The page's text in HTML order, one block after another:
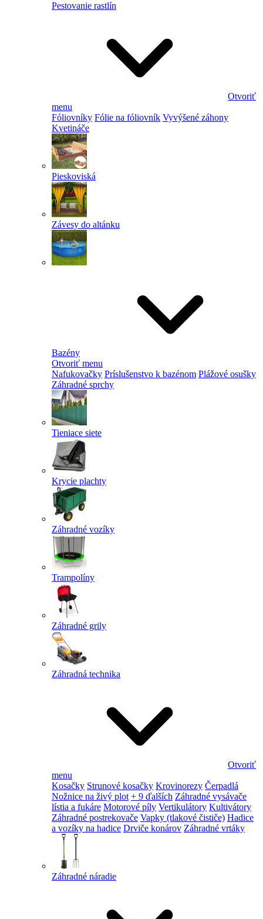
Pestovanie rastlín
Otvoriť
menu
Fóliovníky Fólie na fóliovník Vyvýšené záhony
Kvetináče
Pieskoviská
Závesy do altánku
Bazény
Otvoriť menu
Nafukovačky Príslušenstvo k bazénom Plážové osušky
Záhradné sprchy
Tieniace siete
Krycie plachty
Záhradné vozíky
Trampolíny
Záhradné grily
Záhradná technika
Otvoriť
menu
Kosačky Strunové kosačky Krovinorezy Čerpadlá
Nožnice na živý plot + 9 ďalších Záhradné vysávače
lístia a fukáre Motorové píly Vertikulátory Kultivátory
Záhradné postrekovače Vapky (tlakové čističe) Hadice
a vozíky na hadice Drviče konárov Záhradné vrtáky
Záhradné náradie